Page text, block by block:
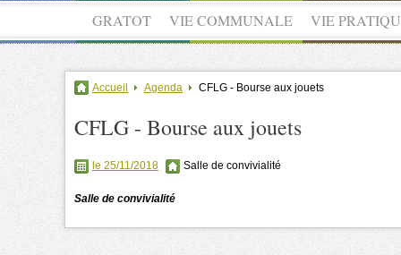
GRATOT VIE COMMUNALE VIE
Accueil Agenda CFLG - Bourse aux jouets
CFLG - Bourse aux jouets
le 25/11/2018 Salle de convivialité
Salle de convivialité